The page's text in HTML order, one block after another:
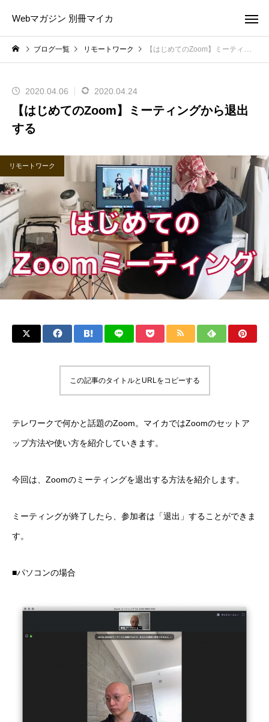
Webマガジン 別冊マイカ
ブログ一覧 リモートワーク 【はじめてのZoom】ミーティングから退出する
2020.04.06 2020.04.24
【はじめてのZoom】ミーティングから退出
する
リモートワーク
この記事のタイトルとURLをコピーする
テレワークで何かと話題のZoom。マイカではZoomのセットア
ップ方法や使い方を紹介していきます。
今回は、Zoomのミーティングを退出する方法を紹介します。
ミーティングが終了したら、参加者は「退出」することができま
す。
■パソコンの場合